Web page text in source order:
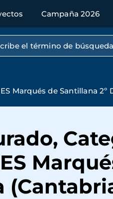
Campaña 2026
por texto completo
Marqués de Santillana